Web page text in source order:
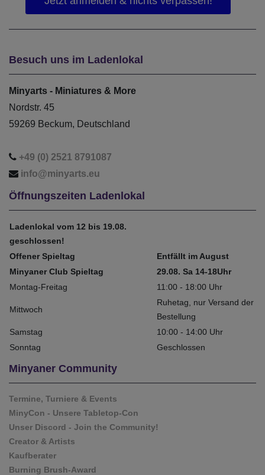
Besuch uns im Ladenlokal
Minyarts - Miniatures & More
Nordstr. 45
59269 Beckum, Deutschland
+49 (0) 2521 8791087
info@minyarts.eu
Öffnungszeiten Ladenlokal
Ladenlokal vom 12 bis 19.08.
geschlossen!
Offener Spieltag
Entfällt im August
Minyaner Club Spieltag
29.08. Sa 14-18Uhr
Montag-Freitag
11:00 - 18:00 Uhr
Mittwoch
Ruhetag, nur Versand der
Bestellung
Samstag
10:00 - 14:00 Uhr
Sonntag
Geschlossen
Minyaner Community
Termine, Turniere & Events
MinyCon - Unsere Tabletop-Con
Unser Discord - Join the Community!
Creator & Artists
Kaufberater
Burning Brush-Award